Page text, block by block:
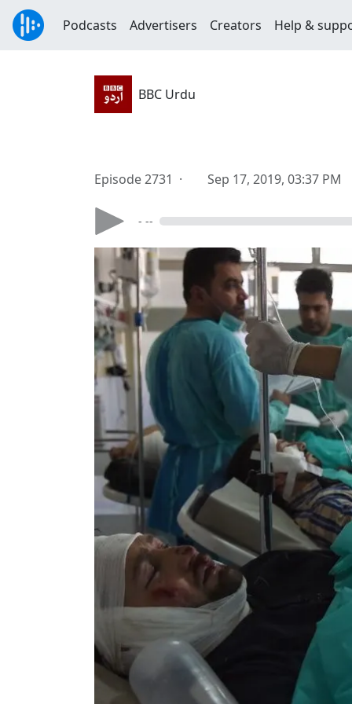
Podcasts Advertisers Creators Help &
BBC Urdu
Episode 2731 · Sep 17, 2019, 03:37 PM
- --